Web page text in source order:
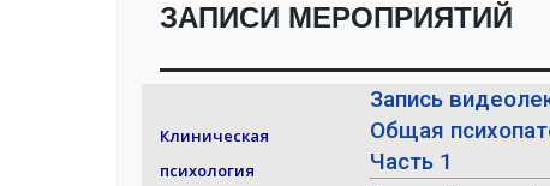
ЗАПИСИ МЕРОПРИЯТИЙ
Клиническая
психология
Запись
Общая
Часть 1